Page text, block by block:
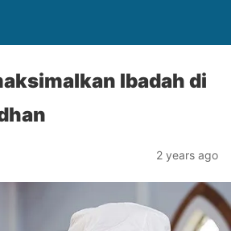
Ibadah di
2 years ago